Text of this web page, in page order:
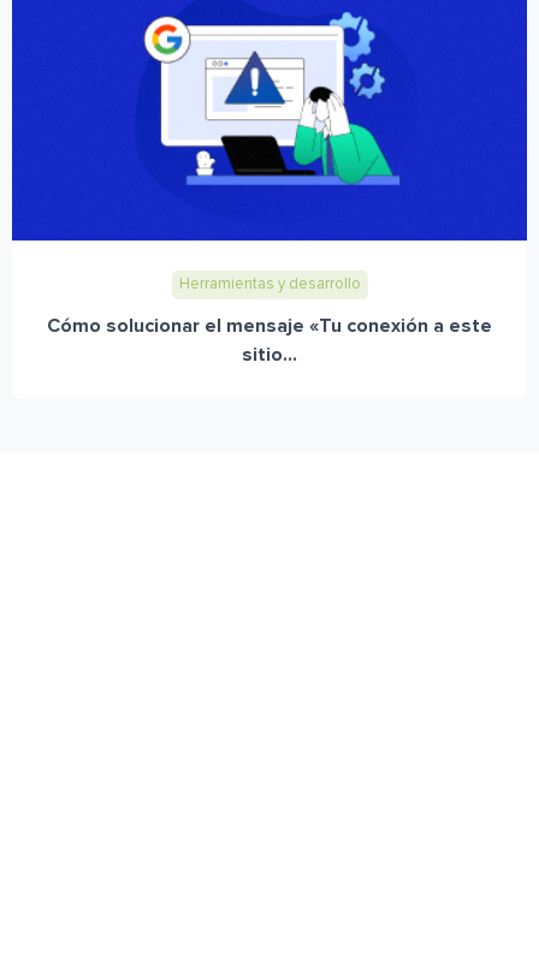
Herramientas y desarrollo
Cómo solucionar el mensaje «Tu conexión a este
sitio...